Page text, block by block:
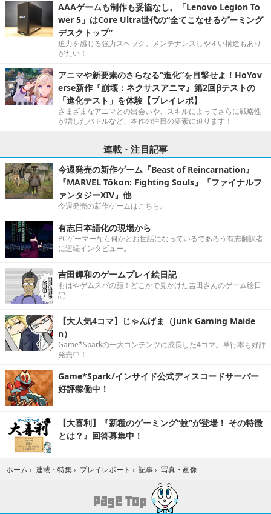
AAAゲームも制作も妥協なし。「Lenovo Legion To
wer 5」はCore Ultra世代の“全てこなせるゲーミング
デスクトップ”
迫力を感じる強力スペック。メンテナンスしやすい構造もあり
がたい！
アニマや新要素のさらなる“進化”を目撃せよ！HoYov
erse新作『崩壊：ネクサスアニマ』第2回βテストの
「進化テスト」を体験【プレイレポ】
さまざまなアニマとの出会いや、スキルによってさらに戦略性
が増したバトルなど、本作の注目の要素に迫ります！
連載・注目記事
今週発売の新作ゲーム『Beast of Reincarnation』
『MARVEL Tōkon: Fighting Souls』『ファイナルフ
ァンタジーXIV』他
今週発売の新作ゲームはこちら。
有志日本語化の現場から
PCゲーマーなら何かとお世話になっているであろう有志翻訳者
に連続インタビュー。
吉田輝和のゲームプレイ絵日記
もはやゲムスパの顔！どこかで見かけた吉田さんのゲーム絵日
記
【大人気4コマ】じゃんげま（Junk Gaming Maide
n）
Game*Sparkの一大コンテンツに成長した4コマ。単行本も好評
発売中！
Game*Spark/インサイド公式ディスコードサーバー
好評稼働中！
【大喜利】『新種のゲーミング“蚊”が登場！ その特徴
とは？』回答募集中！
ホーム › 連載・特集 › プレイレポート › 記事 › 写真・画像